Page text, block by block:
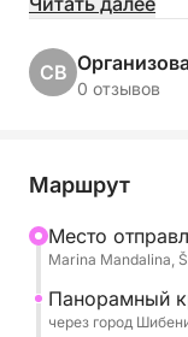
ритме.
время с семьей,
хотите.
Вы подниметесь
деревянной
колорита и
CB
0 отзывов
Маршрут
Mесто
Marina Mandalina,
Панорамный
через город